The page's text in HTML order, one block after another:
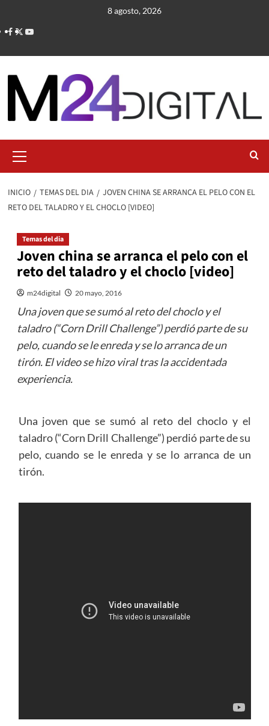
contenido
8 agosto, 2026
primario
INICIO TEMAS DEL DIA
JOVEN CHINA SE ARRANCA EL PELO CON EL
RETO DEL TALADRO Y EL CHOCLO [VIDEO]
Temas del dia
Joven china se arranca el pelo con el
reto del taladro y el choclo [video]
m24digital 20 mayo, 2016
Una joven que se sumó al reto del choclo y el
taladro (“Corn Drill Challenge”) perdió parte de su
pelo, cuando se le enreda y se lo arranca de un
tirón. El video se hizo viral tras la accidentada
experiencia.
Una joven que se sumó al reto del choclo y el
taladro (“Corn Drill Challenge”) perdió parte de su
pelo, cuando se le enreda y se lo arranca de un
tirón.